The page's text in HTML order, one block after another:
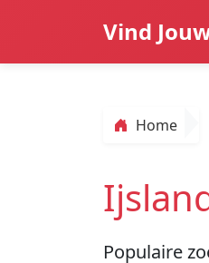
Vind
Home
Populaire